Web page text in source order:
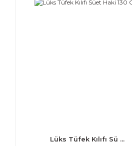
Lüks Tüfek Kılıfı Sü ...